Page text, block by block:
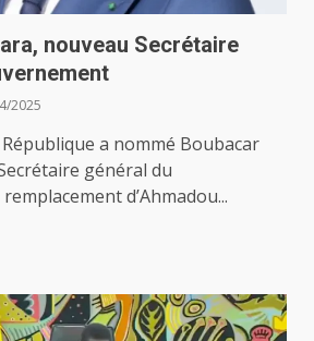
nouveau Secrétaire
2025
a nommé Boubacar
général du
d’Ahmadou...